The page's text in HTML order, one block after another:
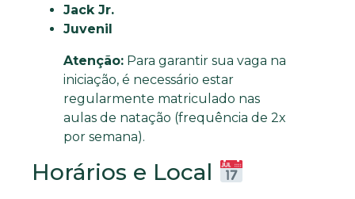
Jack Jr.
Juvenil
Atenção: Para garantir sua vaga na
iniciação, é necessário estar
regularmente matriculado nas
aulas de natação (frequência de 2x
por semana).
Horários e Local